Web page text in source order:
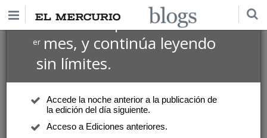
Suscríbete por $1 USD
ermes, y continúa leyendo
sin límites.
Accede la noche anterior a la publicación de
la edición del día siguiente.
Acceso a Ediciones anteriores.